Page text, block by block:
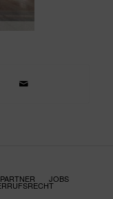
JOBS